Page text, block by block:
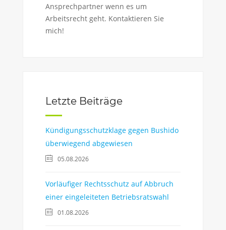
Ansprechpartner wenn es um
Arbeitsrecht geht. Kontaktieren Sie
mich!
Letzte Beiträge
Kündigungsschutzklage gegen Bushido
überwiegend abgewiesen
05.08.2026
Vorläufiger Rechtsschutz auf Abbruch
einer eingeleiteten Betriebsratswahl
01.08.2026